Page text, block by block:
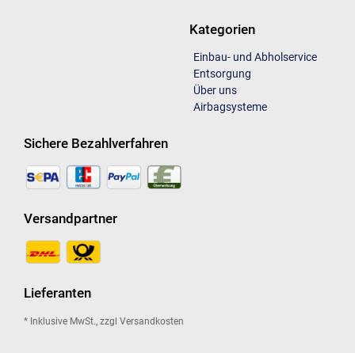
Kategorien
Einbau- und Abholservice
Entsorgung
Über uns
Airbagsysteme
Sichere Bezahlverfahren
Versandpartner
Lieferanten
* Inklusive MwSt., zzgl Versandkosten